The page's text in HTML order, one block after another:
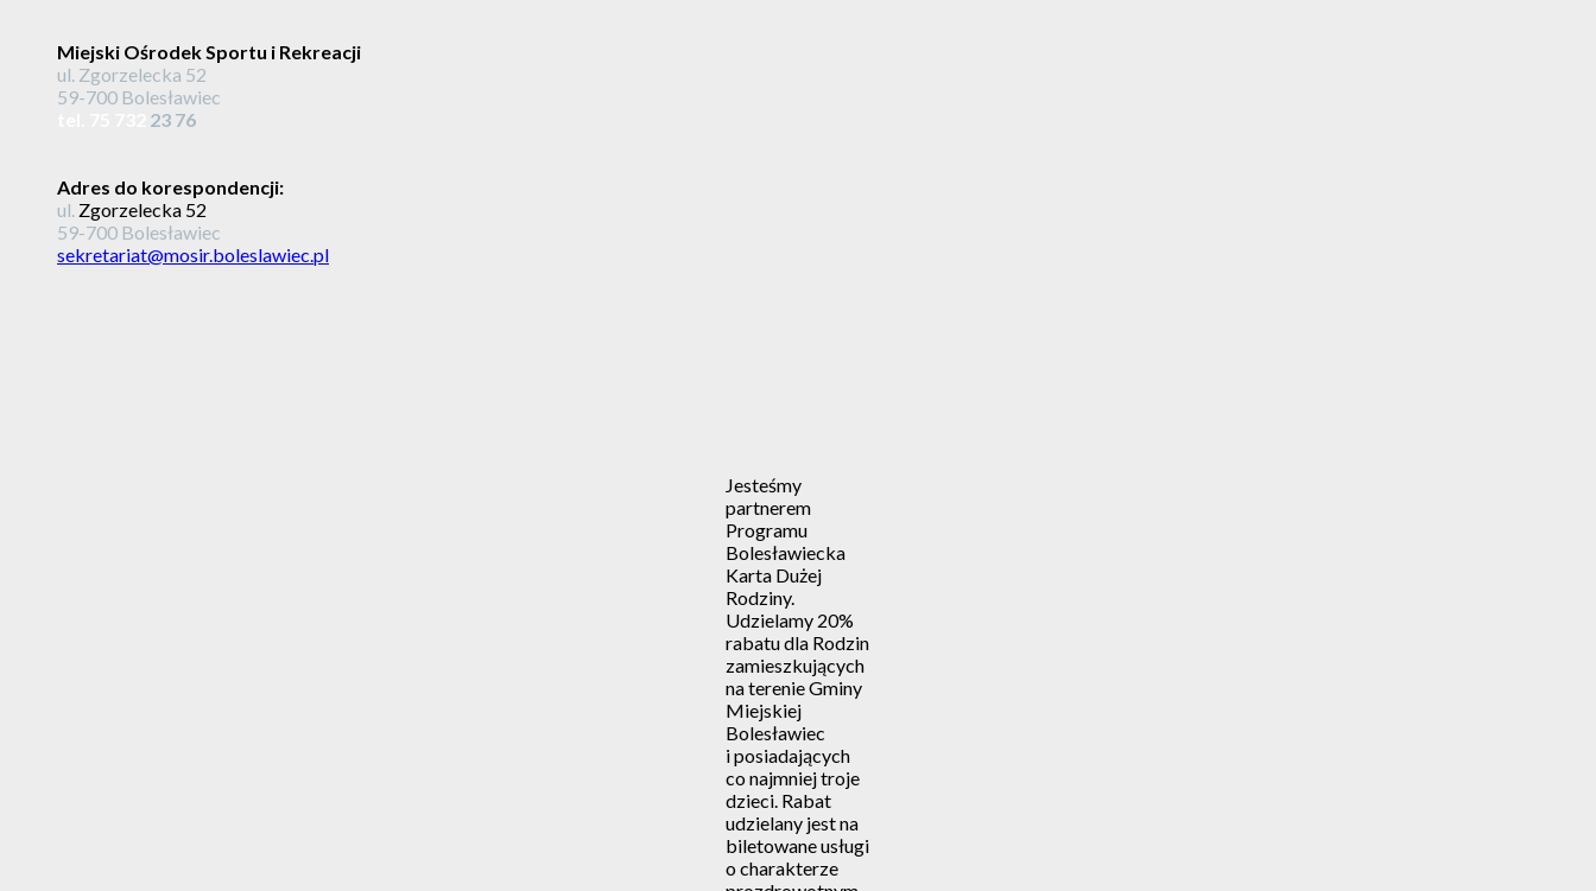
Miejski Ośrodek Sportu i Rekreacji
ul. Zgorzelecka 52
59-700 Bolesławiec
23 76
Adres do korespondencji:
ul. Zgorzelecka 52
59-700 Bolesławiec
sekretariat@mosir.boleslawiec.pl
Jesteśmy
partnerem
Programu
Bolesławiecka
Karta Dużej
Rodziny.
Udzielamy 20%
rabatu dla Rodzin
zamieszkujących
na terenie Gminy
Miejskiej
Bolesławiec
i posiadających
co najmniej troje
dzieci. Rabat
udzielany jest na
biletowane usługi
o charakterze